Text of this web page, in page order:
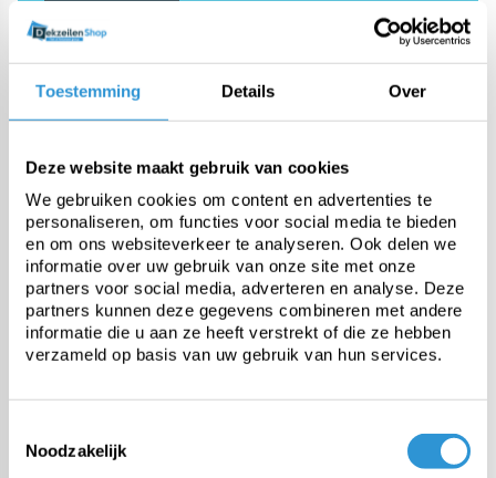
Toestemming Details Over
Deze website maakt gebruik van cookies
We gebruiken cookies om content en advertenties te
personaliseren, om functies voor social media te bieden
en om ons websiteverkeer te analyseren. Ook delen we
informatie over uw gebruik van onze site met onze
partners voor social media, adverteren en analyse. Deze
partners kunnen deze gegevens combineren met andere
informatie die u aan ze heeft verstrekt of die ze hebben
verzameld op basis van uw gebruik van hun services.
Noodzakelijk
De #1 in dekzeilen
Onze specialisten helpen je graag
Vraag advies
Categorieën